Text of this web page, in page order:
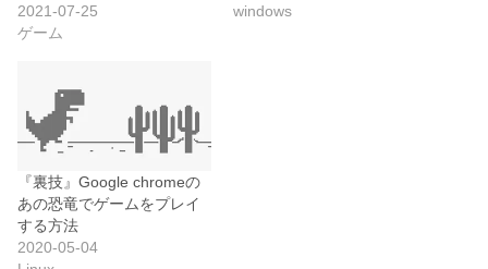
2021-07-25
ゲーム
windows
『裏技』Google chromeの
あの恐竜でゲームをプレイ
する方法
2020-05-04